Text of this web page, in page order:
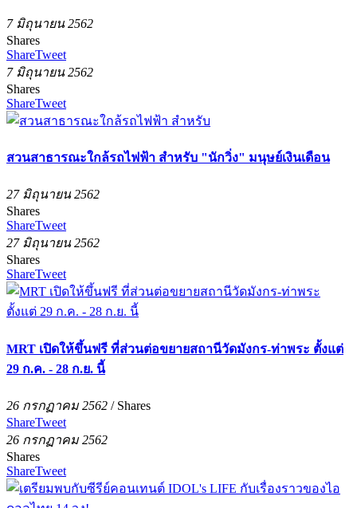
7 มิถุนายน 2562
Shares
ShareTweet
7 มิถุนายน 2562
Shares
ShareTweet
สวนสาธารณะใกล้รถไฟฟ้า สำหรับ "นักวิ่ง" มนุษย์เงินเดือน
27 มิถุนายน 2562
Shares
ShareTweet
27 มิถุนายน 2562
Shares
ShareTweet
MRT เปิดให้ขึ้นฟรี ที่ส่วนต่อขยายสถานีวัดมังกร-ท่าพระ ตั้งแต่
29 ก.ค. - 28 ก.ย. นี้
26 กรกฏาคม 2562 / Shares
ShareTweet
26 กรกฏาคม 2562
Shares
ShareTweet